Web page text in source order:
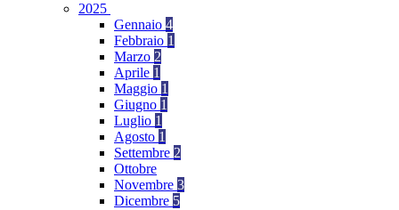
2025
Gennaio 4
Febbraio 1
Marzo 2
Aprile 1
Maggio 1
Giugno 1
Luglio 1
Agosto 1
Settembre 2
Ottobre
Novembre 3
Dicembre 5